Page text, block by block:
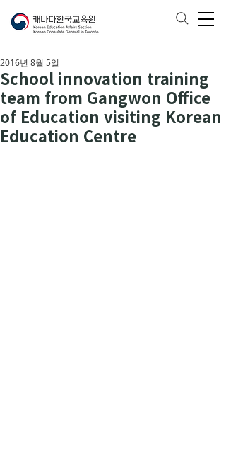
School innovation training
team from Gangwon Office
of Education visiting Korean
Education Centre
2016년 8월 5일